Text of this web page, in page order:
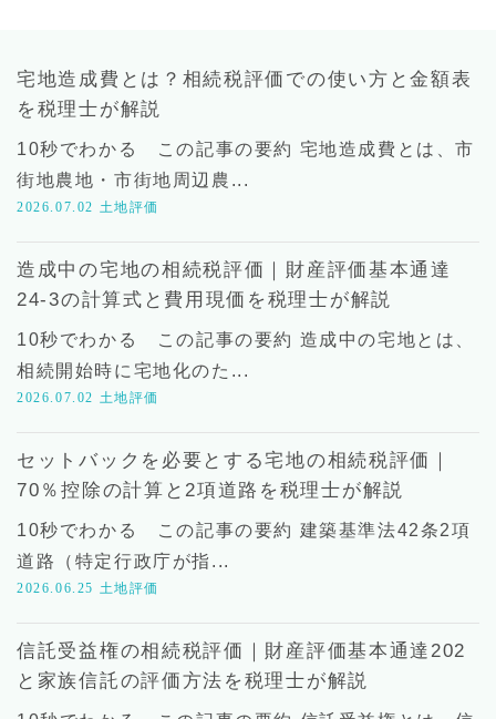
宅地造成費とは？相続税評価での使い方と金額表
を税理士が解説
10秒でわかる この記事の要約 宅地造成費とは、市
街地農地・市街地周辺農...
2026.07.02 土地評価
造成中の宅地の相続税評価｜財産評価基本通達
24-3の計算式と費用現価を税理士が解説
10秒でわかる この記事の要約 造成中の宅地とは、
相続開始時に宅地化のた...
2026.07.02 土地評価
セットバックを必要とする宅地の相続税評価｜
70％控除の計算と2項道路を税理士が解説
10秒でわかる この記事の要約 建築基準法42条2項
道路（特定行政庁が指...
2026.06.25 土地評価
信託受益権の相続税評価｜財産評価基本通達202
と家族信託の評価方法を税理士が解説